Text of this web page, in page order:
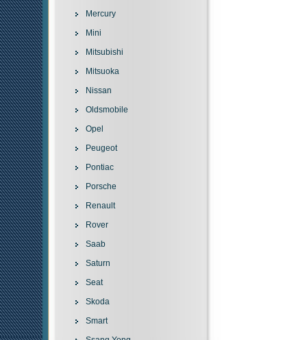
Mercury
Mini
Mitsubishi
Mitsuoka
Nissan
Oldsmobile
Opel
Peugeot
Pontiac
Porsche
Renault
Rover
Saab
Saturn
Seat
Skoda
Smart